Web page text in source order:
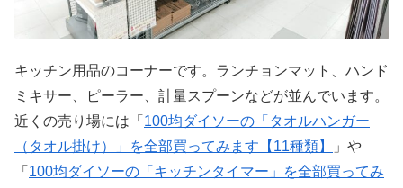
キッチン用品のコーナーです。ランチョンマット、ハンド
ミキサー、ピーラー、計量スプーンなどが並んでいます。
近くの売り場には「 100均ダイソーの「タオルハンガー
（タオル掛け）」を全部買ってみます【11種類】
」や
「 100均ダイソーの「キッチンタイマー」を全部買ってみ